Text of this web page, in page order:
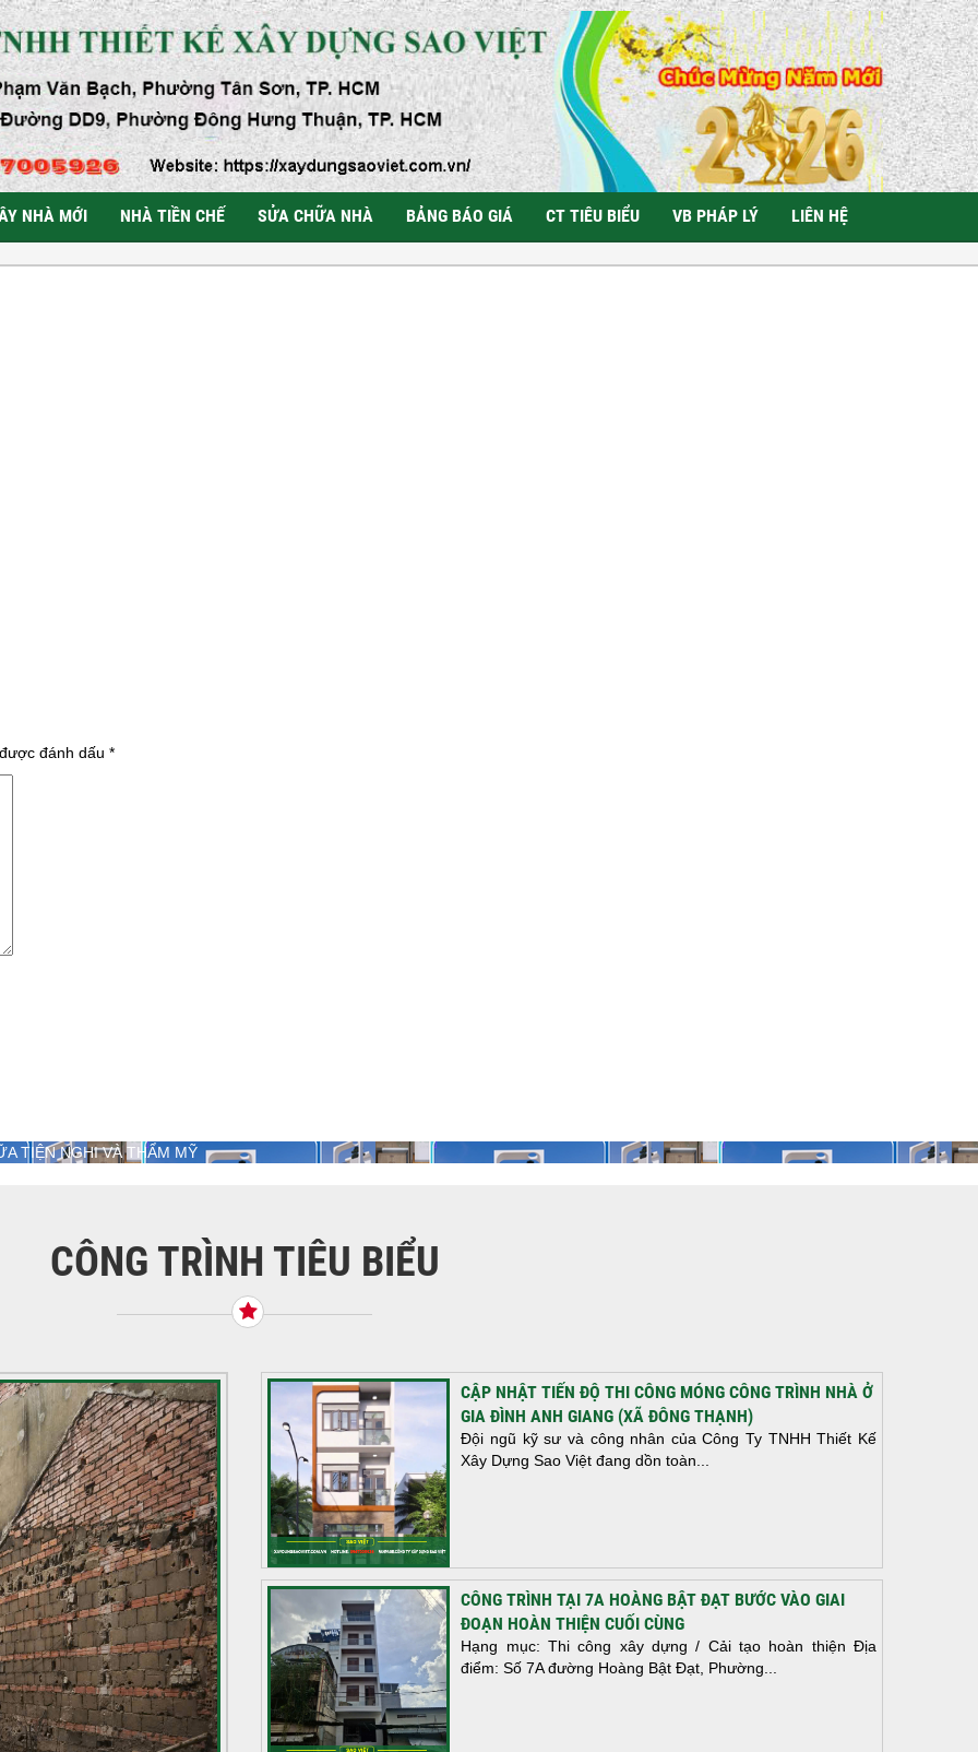
NHÀ MỚI NHÀ TIỀN CHẾ SỬA CHỮA NHÀ BẢNG BÁO GIÁ CT TIÊU BIỂU VB PHÁP LÝ LIÊN HỆ
đánh dấu *
TIỆN NGHI VÀ THẨM MỸ
CÔNG TRÌNH TIÊU BIỂU
CẬP NHẬT TIẾN ĐỘ THI CÔNG MÓNG CÔNG TRÌNH NHÀ Ở
GIA ĐÌNH ANH GIANG (XÃ ĐÔNG THẠNH)
Đội ngũ kỹ sư và công nhân của Công Ty TNHH Thiết Kế
Xây Dựng Sao Việt đang dồn toàn...
CÔNG TRÌNH TẠI 7A HOÀNG BẬT ĐẠT BƯỚC VÀO GIAI
ĐOẠN HOÀN THIỆN CUỐI CÙNG
Hạng mục: Thi công xây dựng / Cải tạo hoàn thiện Địa
điểm: Số 7A đường Hoàng Bật Đạt, Phường...